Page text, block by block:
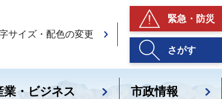
サイズ・配色の変更
緊急・防災
さがす
業・ビジネス 市政情報